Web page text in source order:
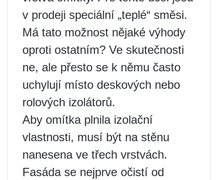
v prodeji speciální „teplé“ směsi.
Má tato možnost nějaké výhody
oproti ostatním? Ve skutečnosti
ne, ale přesto se k němu často
uchylují místo deskových nebo
rolových izolátorů.
Aby omítka plnila izolační
vlastnosti, musí být na stěnu
nanesena ve třech vrstvách.
Fasáda se nejprve očistí od